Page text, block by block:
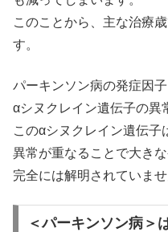
このことから、主な治療
す。
パーキンソン病の発症因
αシヌクレイン遺伝子の異
このαシヌクレイン遺伝子
異常が重なることで大き
完全には解明されていませ
＜パーキンソン病＞